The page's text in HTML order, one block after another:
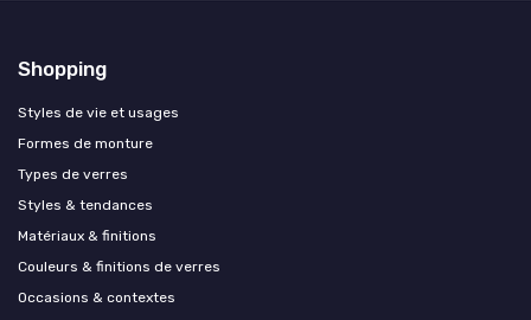
Shopping
Styles de vie et usages
Formes de monture
Types de verres
Styles & tendances
Matériaux & finitions
Couleurs & finitions de verres
Occasions & contextes